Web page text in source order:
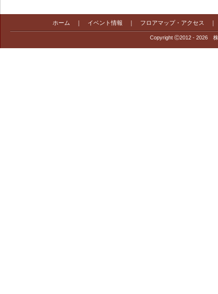
ホーム イベント情報 フロアマップ・アクセス
Copyright Ⓒ2012 - 2026 株